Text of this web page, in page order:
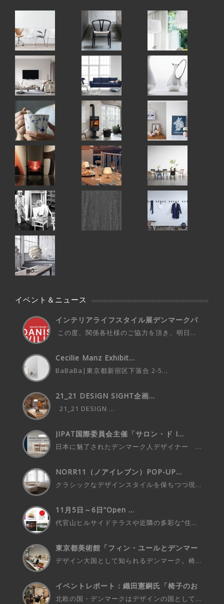
イベント＆ニュース
インテリアライフスタイル展デンマークパ
この度、関係各社様のご協力を頂き、明日...
Cecilie Manz Exhibit...
BaBaBa|東京都新宿区下落合 2-5...
21_21 DESIGN SIGHT企画...
21_21 DESIGN ...
JIPAT国際委員会主催「サロン・ド I...
日本に魅了されたデンマーク人デザイナー ...
NORR11（ノアイレブン）POP-UP...
クラシックなデザインスタイルを保ちつつ現...
11月5日～6日”Open ...
代官山ヒルサイドテラスや近隣の多彩な“住...
東京都美術館「フィン・ユールとデンマー
デザイン大国として知られるデンマーク。椅...
イベントレポート：織田憲嗣氏「椅子のお
話...
北欧の国・デンマークはデザインの国として...